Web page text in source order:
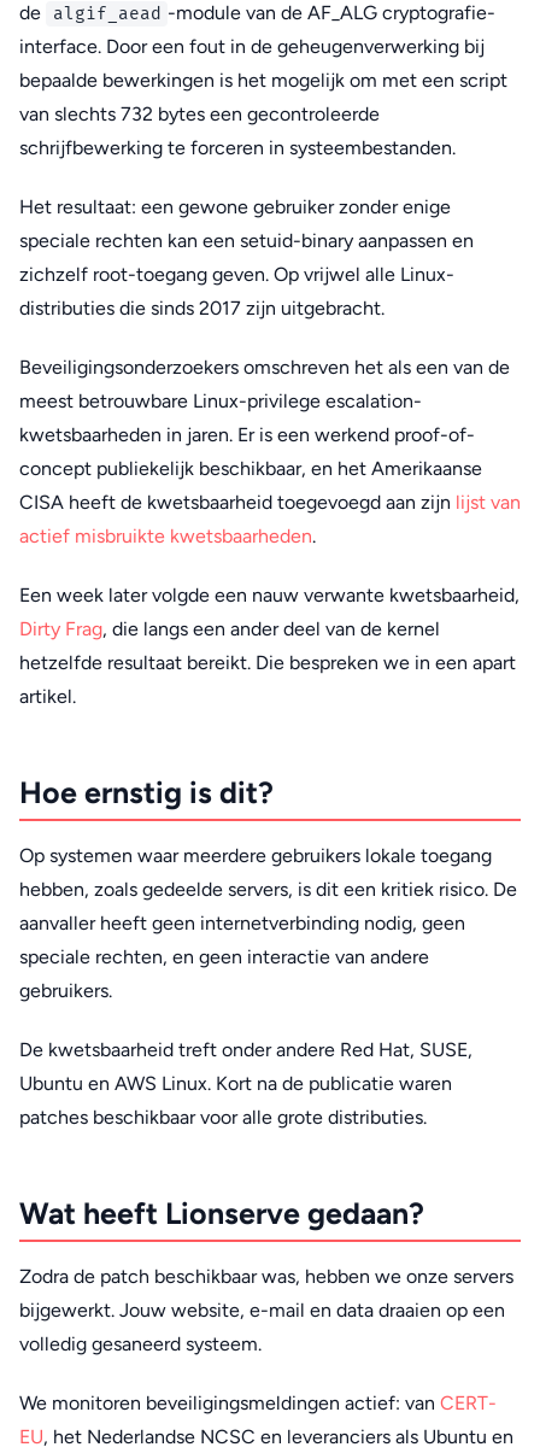
de
algif_aead -module van de AF_ALG cryptografie-
interface. Door een fout in de geheugenverwerking bij
bepaalde bewerkingen is het mogelijk om met een script
van slechts 732 bytes een gecontroleerde
schrijfbewerking te forceren in systeembestanden.
Het resultaat: een gewone gebruiker zonder enige
speciale rechten kan een setuid-binary aanpassen en
zichzelf root-toegang geven. Op vrijwel alle Linux-
distributies die sinds 2017 zijn uitgebracht.
Beveiligingsonderzoekers omschreven het als een van de
meest betrouwbare Linux-privilege escalation-
kwetsbaarheden in jaren. Er is een werkend proof-of-
concept publiekelijk beschikbaar, en het Amerikaanse
CISA heeft de kwetsbaarheid toegevoegd aan zijn lijst van
actief misbruikte kwetsbaarheden.
Een week later volgde een nauw verwante kwetsbaarheid,
Dirty Frag, die langs een ander deel van de kernel
hetzelfde resultaat bereikt. Die bespreken we in een apart
artikel.
Hoe ernstig is dit?
Op systemen waar meerdere gebruikers lokale toegang
hebben, zoals gedeelde servers, is dit een kritiek risico. De
aanvaller heeft geen internetverbinding nodig, geen
speciale rechten, en geen interactie van andere
gebruikers.
De kwetsbaarheid treft onder andere Red Hat, SUSE,
Ubuntu en AWS Linux. Kort na de publicatie waren
patches beschikbaar voor alle grote distributies.
Wat heeft Lionserve gedaan?
Zodra de patch beschikbaar was, hebben we onze servers
bijgewerkt. Jouw website, e-mail en data draaien op een
volledig gesaneerd systeem.
We monitoren beveiligingsmeldingen actief: van CERT-
EU, het Nederlandse NCSC en leveranciers als Ubuntu en